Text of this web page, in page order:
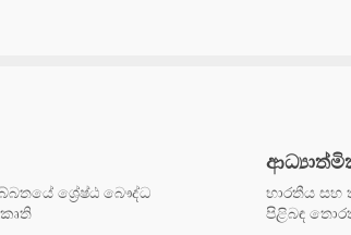
ශ්‍රේෂ්ඨ බෞද්ධ
භාරතීය සහ
පිළිබඳ